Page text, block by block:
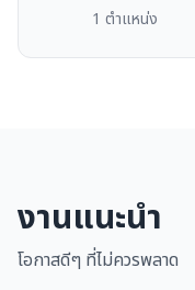
1 ตำแหน่ง
งานแนะนำ
โอกาสดีๆ ที่ไม่ควรพลาด